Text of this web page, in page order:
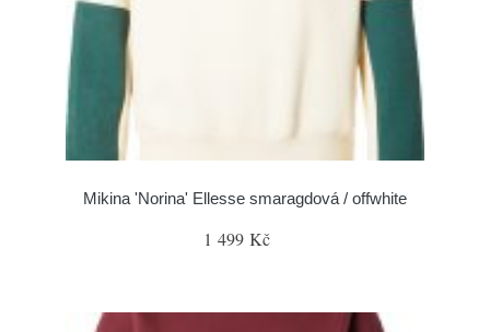
Mikina 'Norina' Ellesse smaragdová / offwhite
1 499 Kč